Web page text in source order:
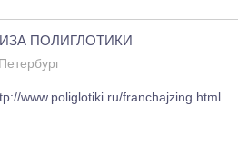
ПОЛИГЛОТИКИ
www.poliglotiki.ru/franchajzing.html